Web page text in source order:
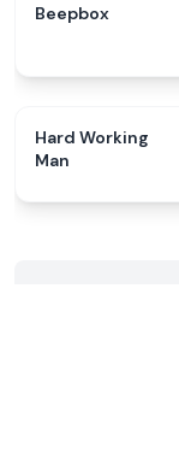
Beepbox
Hard Working
Man